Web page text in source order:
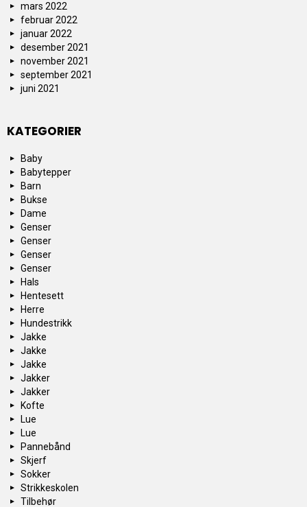
mars 2022
februar 2022
januar 2022
desember 2021
november 2021
september 2021
juni 2021
KATEGORIER
Baby
Babytepper
Barn
Bukse
Dame
Genser
Genser
Genser
Genser
Hals
Hentesett
Herre
Hundestrikk
Jakke
Jakke
Jakke
Jakker
Jakker
Kofte
Lue
Lue
Pannebånd
Skjerf
Sokker
Strikkeskolen
Tilbehør